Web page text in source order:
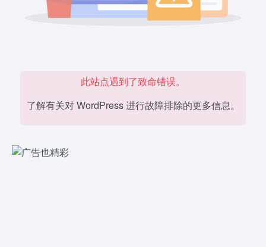
此站点遇到了致命错误。
了解有关对 WordPress 进行故障排除的更多信息。